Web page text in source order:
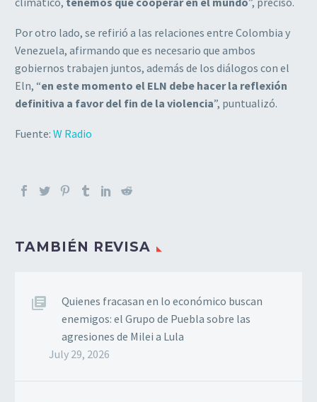
Por otro lado, se refirió a las relaciones entre Colombia y
Venezuela, afirmando que es necesario que ambos
gobiernos trabajen juntos, además de los diálogos con el
Eln, “en este momento el ELN debe hacer la reflexión
definitiva a favor del fin de la violencia”, puntualizó.
Fuente: W Radio
TAMBIÉN REVISA
Quienes fracasan en lo económico buscan
enemigos: el Grupo de Puebla sobre las
agresiones de Milei a Lula
July 29, 2026